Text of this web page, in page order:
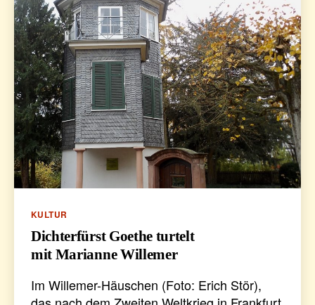
Kategorien
KULTUR
Dichterfürst Goethe turtelt
mit Marianne Willemer
Im Willemer-Häuschen (Foto: Erich Stör),